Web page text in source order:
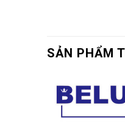
SẢN PHẨM